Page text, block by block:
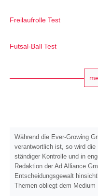
Freilaufrolle Test
Futsal-Ball Test
Während die Ever-Growing
verantwortlich ist, so wird
ständiger Kontrolle und in
Redaktion der Ad Alliance
Entscheidungsgewalt
Themen obliegt dem Medium